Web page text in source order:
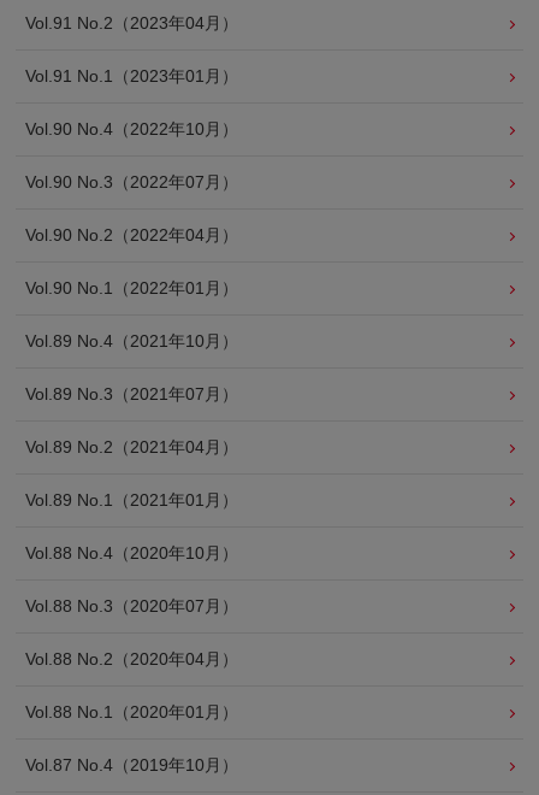
Vol.91 No.2（2023年04月）
Vol.91 No.1（2023年01月）
Vol.90 No.4（2022年10月）
Vol.90 No.3（2022年07月）
Vol.90 No.2（2022年04月）
Vol.90 No.1（2022年01月）
Vol.89 No.4（2021年10月）
Vol.89 No.3（2021年07月）
Vol.89 No.2（2021年04月）
Vol.89 No.1（2021年01月）
Vol.88 No.4（2020年10月）
Vol.88 No.3（2020年07月）
Vol.88 No.2（2020年04月）
Vol.88 No.1（2020年01月）
Vol.87 No.4（2019年10月）